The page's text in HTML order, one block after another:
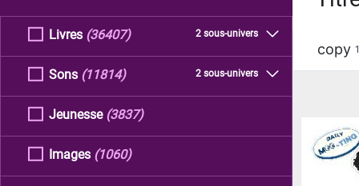
Livres 2 sous-univers
(36407)
Sons 2 sous-univers
(11814)
Jeunesse (3837)
Images (1060)
copy